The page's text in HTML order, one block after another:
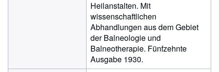
Heilanstalten. Mit
wissenschaftlichen
Abhandlungen aus dem Gebiet
der Balneologie und
Balneotherapie. Fünfzehnte
Ausgabe 1930.